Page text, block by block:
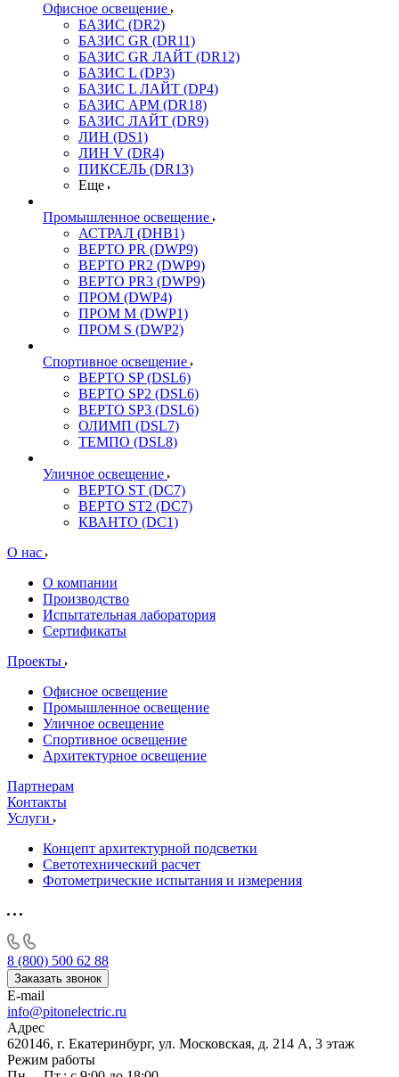
Офисное освещение
БАЗИС (DR2)
БАЗИС GR (DR11)
БАЗИС GR ЛАЙТ (DR12)
БАЗИС L (DP3)
БАЗИС L ЛАЙТ (DP4)
БАЗИС АРМ (DR18)
БАЗИС ЛАЙТ (DR9)
ЛИН (DS1)
ЛИН V (DR4)
ПИКСЕЛЬ (DR13)
Еще
Промышленное освещение
АСТРАЛ (DHB1)
ВЕРТО PR (DWP9)
ВЕРТО PR2 (DWP9)
ВЕРТО PR3 (DWP9)
ПРОМ (DWP4)
ПРОМ M (DWP1)
ПРОМ S (DWP2)
Спортивное освещение
ВЕРТО SP (DSL6)
ВЕРТО SP2 (DSL6)
ВЕРТО SP3 (DSL6)
ОЛИМП (DSL7)
ТЕМПО (DSL8)
Уличное освещение
ВЕРТО ST (DC7)
ВЕРТО ST2 (DC7)
КВАНТО (DC1)
О нас
О компании
Производство
Испытательная лаборатория
Сертификаты
Проекты
Офисное освещение
Промышленное освещение
Уличное освещение
Спортивное освещение
Архитектурное освещение
Партнерам
Контакты
Услуги
Концепт архитектурной подсветки
Светотехнический расчет
Фотометрические испытания и измерения
8 (800) 500 62 88
Заказать звонок
E-mail
info@pitonelectric.ru
Адрес
620146, г. Екатеринбург, ул. Московская, д. 214 А, 3 этаж
Режим работы